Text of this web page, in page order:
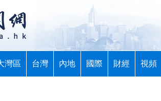
灣區 台灣 內地 國際 財經 視頻